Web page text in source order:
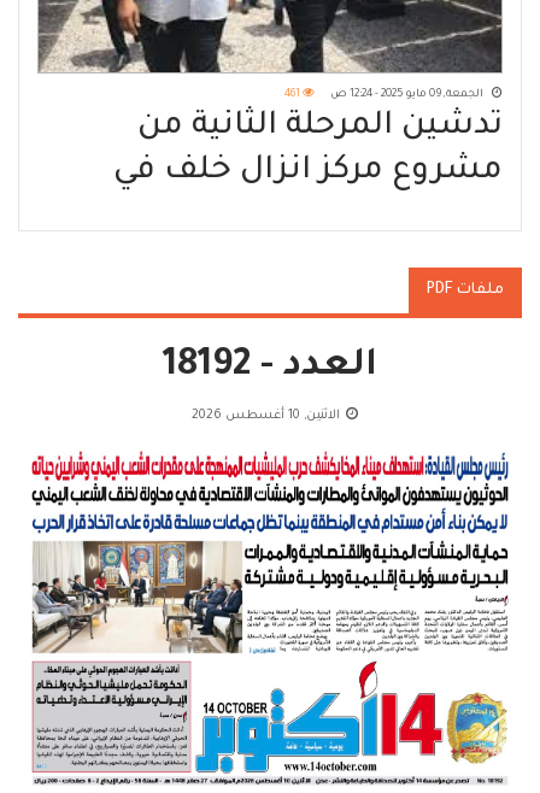
الجمعة, 09 مايو 2025 - 12:24 ص 461
تدشين المرحلة الثانية من
مشروع مركز انزال خلف في
ملفات PDF
العدد - 18192
الاثنين, 10 أغسطس 2026